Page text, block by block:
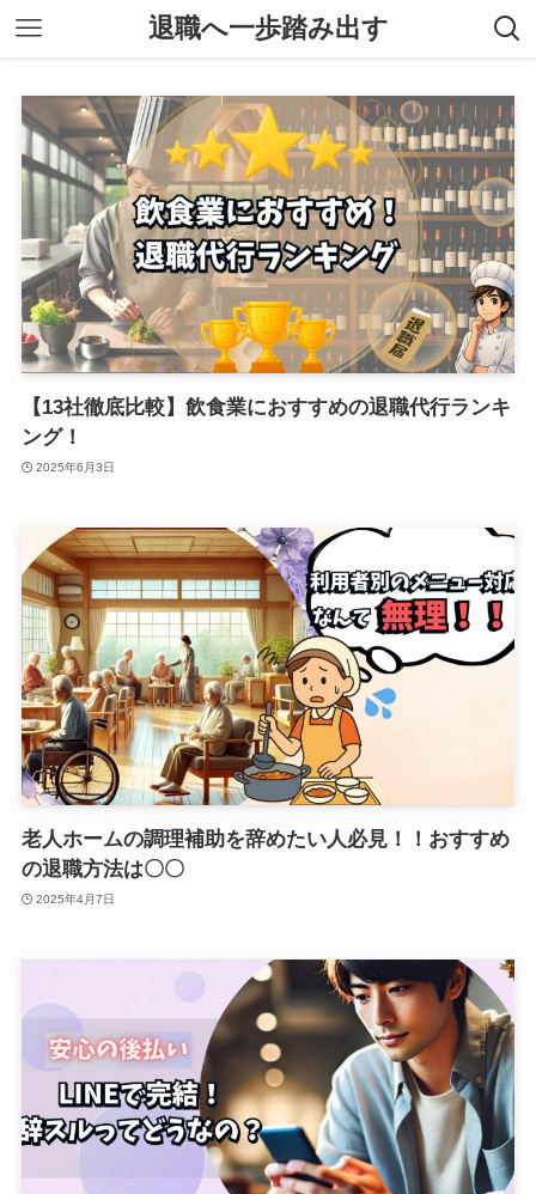
退職へ一歩踏み出す
【13社徹底比較】飲食業におすすめの退職代行ランキ
ング！
2025年6月3日
老人ホームの調理補助を辞めたい人必見！！おすすめ
の退職方法は〇〇
2025年4月7日